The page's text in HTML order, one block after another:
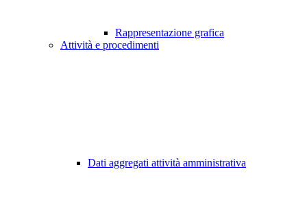
Rappresentazione grafica
Attività e procedimenti
Dati aggregati attività amministrativa